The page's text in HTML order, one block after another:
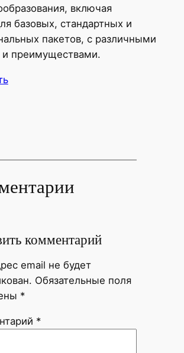
включая
базовых, стандартных и
пакетов, с различными
преимуществами.
комментарий
email не будет
Обязательные поля
*
*